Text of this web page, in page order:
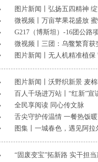
图片新闻丨弘扬五四精神
微视频丨万亩苹果花盛放
​G217（博斯坦）-16团公路
微视频丨三团：乌鳖繁育
图片新闻丨无人机精准植
图片新闻丨沃野织新景 麦
百人千场进万站丨“红新”
全民享阅读 同心传文脉
舌尖守护传温情 一餐热饭
图集丨一城春色，遇见阿拉
“固废变宝”拓新路 实干担